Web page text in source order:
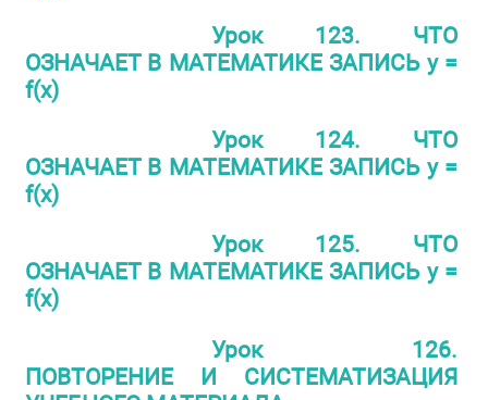
Урок 123. ЧТО
ОЗНАЧАЕТ В МАТЕМАТИКЕ ЗАПИСЬ y =
f(x)
Урок 124. ЧТО
ОЗНАЧАЕТ В МАТЕМАТИКЕ ЗАПИСЬ y =
f(x)
Урок 125. ЧТО
ОЗНАЧАЕТ В МАТЕМАТИКЕ ЗАПИСЬ y =
f(x)
Урок 126.
ПОВТОРЕНИЕ И СИСТЕМАТИЗАЦИЯ